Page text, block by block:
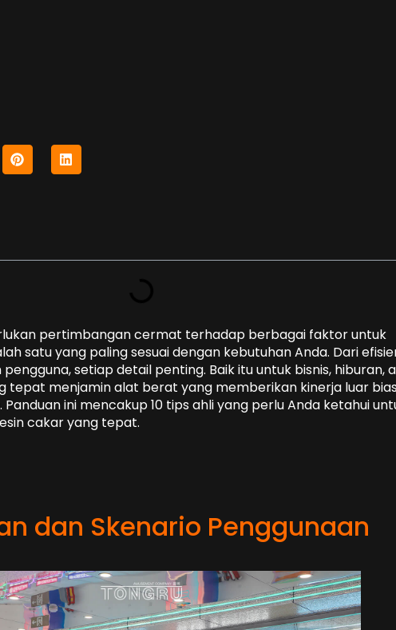
pertimbangan cermat terhadap berbagai faktor untuk
satu yang paling sesuai dengan kebutuhan Anda. Dari
setiap detail penting. Baik itu untuk bisnis, hiburan,
tepat menjamin alat berat yang memberikan kinerja luar
ini mencakup 10 tips ahli yang perlu Anda ketahui
cakar yang tepat.
dan Skenario Penggunaan